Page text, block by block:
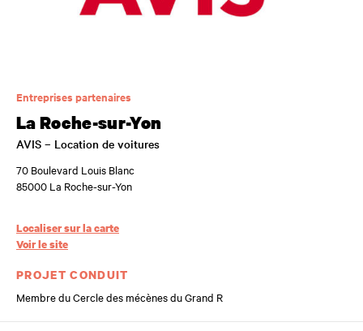
Entreprises partenaires
La Roche-sur-Yon
AVIS – Location de voitures
70 Boulevard Louis Blanc
85000 La Roche-sur-Yon
Localiser sur la carte
Voir le site
PROJET CONDUIT
Membre du Cercle des mécènes du Grand R